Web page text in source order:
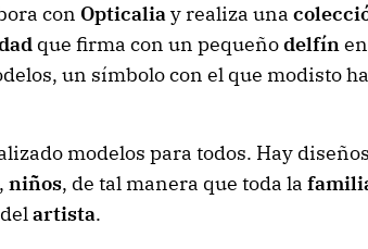
con Opticaliay realiza una
que firma con un pequeñodelfínen
un símbolo con el que modisto
modelos para todos. Hay
niños, de tal manera que toda la
artista.